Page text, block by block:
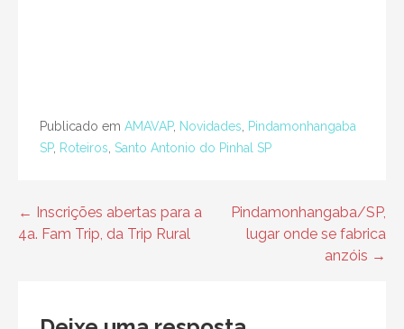
Publicado em AMAVAP, Novidades Pindamonhangaba
SP, Roteiros Santo Antonio do Pinhal SP
← Inscrições abertas para a
4a. Fam Trip, da Trip Rural
Pindamonhangaba/SP,
lugar onde se fabrica
anzóis →